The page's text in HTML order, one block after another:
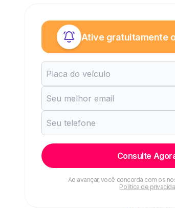
Ative gratuitamente
Consulte
Ao avançar, você concorda com os
Política de